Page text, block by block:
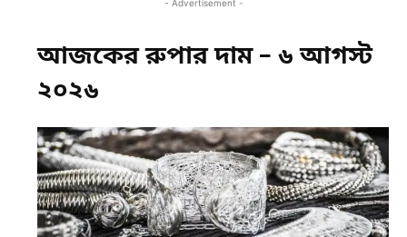
- Advertisement -
আজকের রুপার দাম – ৬ আগস্ট
২০২৬